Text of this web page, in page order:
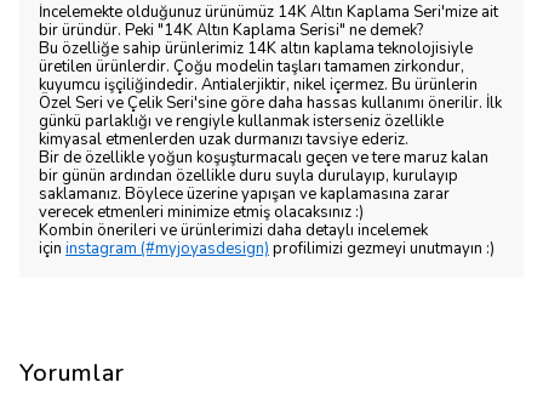
İncelemekte olduğunuz ürünümüz 14K Altın Kaplama Seri'mize ait
bir üründür. Peki "14K Altın Kaplama Serisi" ne demek?
Bu özelliğe sahip ürünlerimiz 14K altın kaplama teknolojisiyle
üretilen ürünlerdir. Çoğu modelin taşları tamamen zirkondur,
kuyumcu işçiliğindedir. Antialerjiktir, nikel içermez. Bu ürünlerin
Özel Seri ve Çelik Seri'sine göre daha hassas kullanımı önerilir. İlk
günkü parlaklığı ve rengiyle kullanmak isterseniz özellikle
kimyasal etmenlerden uzak durmanızı tavsiye ederiz.
Bir de özellikle yoğun koşuşturmacalı geçen ve tere maruz kalan
bir günün ardından özellikle duru suyla durulayıp, kurulayıp
saklamanız. Böylece üzerine yapışan ve kaplamasına zarar
verecek etmenleri minimize etmiş olacaksınız :)
Kombin önerileri ve ürünlerimizi daha detaylı incelemek
için instagram (#myjoyasdesign) profilimizi gezmeyi unutmayın :)
Yorumlar